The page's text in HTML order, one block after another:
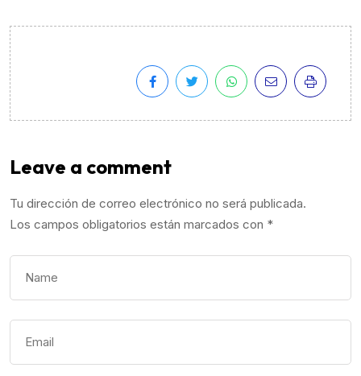
Leave a comment
Tu dirección de correo electrónico no será publicada.
Los campos obligatorios están marcados con *